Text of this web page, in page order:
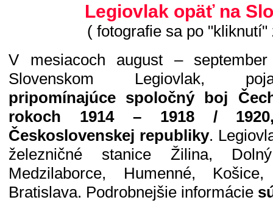
Legiovlak opäť na
( fotografie sa po "kliknutí"
V mesiacoch august –
Slovenskom Legiovlak,
pripomínajúce spoločný boj
rokoch 1914 – 1918 /
Československej republiky.
železničné stanice Žilina,
Medzilaborce, Humenné,
Bratislava. Podrobnejšie informácie